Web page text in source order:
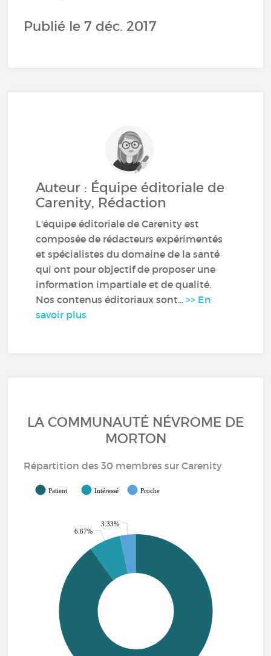
Publié le 7 déc. 2017
Auteur : Équipe éditoriale de
Carenity, Rédaction
L'équipe éditoriale de Carenity est
composée de rédacteurs expérimentés
et spécialistes du domaine de la santé
qui ont pour objectif de proposer une
information impartiale et de qualité.
Nos contenus éditoriaux sont...>> En
savoir plus
LA COMMUNAUTÉ NÉVROME DE
MORTON
Répartition des 30 membres sur Carenity
Patient Intéressé Proche
6.67%
3.33%